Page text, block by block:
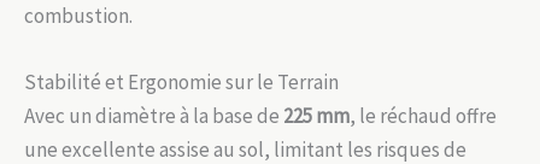
combustion.
Stabilité et Ergonomie sur le Terrain
Avec un diamètre à la base de 225 mm, le réchaud offre
une excellente assise au sol, limitant les risques de